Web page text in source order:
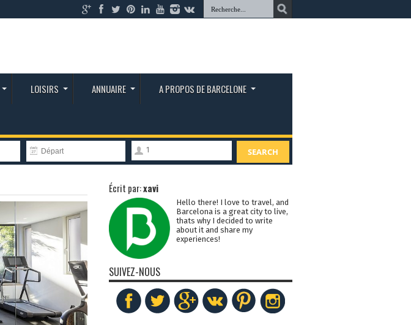
LOISIRS ANNUAIRE A PROPOS DE BARCELONE
1 SEARCH
Écrit par:xavi
Hello there! I love to travel, and
Barcelona is a great city to live,
thats why I decided to write
about it and share my
experiences!
SUIVEZ-NOUS